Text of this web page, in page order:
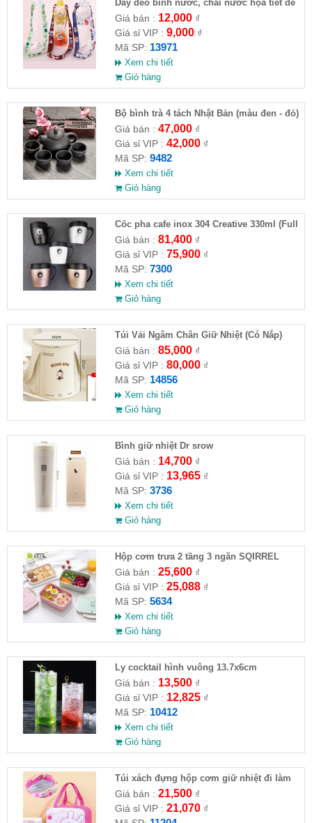
Dây đeo bình nước, chai nước họa tiết dễ
thương
Giá bán : 12,000₫
Giá sỉ VIP : 9,000₫
Mã SP: 13971
Xem chi tiết
Giỏ hàng
Bộ bình trà 4 tách Nhật Bản (màu đen - đỏ)
Giá bán : 47,000₫
Giá sỉ VIP : 42,000₫
Mã SP: 9482
Xem chi tiết
Giỏ hàng
Cốc pha cafe inox 304 Creative 330ml (Full
VAT )
Giá bán : 81,400₫
Giá sỉ VIP : 75,900₫
Mã SP: 7300
Xem chi tiết
Giỏ hàng
Túi Vải Ngâm Chân Giữ Nhiệt (Có Nắp)
Giá bán : 85,000₫
Giá sỉ VIP : 80,000₫
Mã SP: 14856
Xem chi tiết
Giỏ hàng
Bình giữ nhiệt Dr srow
Giá bán : 14,700₫
Giá sỉ VIP : 13,965₫
Mã SP: 3736
Xem chi tiết
Giỏ hàng
Hộp cơm trưa 2 tầng 3 ngăn SQIRREL
Giá bán : 25,600₫
Giá sỉ VIP : 25,088₫
Mã SP: 5634
Xem chi tiết
Giỏ hàng
Ly cocktail hình vuông 13.7x6cm
Giá bán : 13,500₫
Giá sỉ VIP : 12,825₫
Mã SP: 10412
Xem chi tiết
Giỏ hàng
Túi xách đựng hộp cơm giữ nhiệt đi làm
hình gấu đáng yêu
Giá bán : 21,500₫
Giá sỉ VIP : 21,070₫